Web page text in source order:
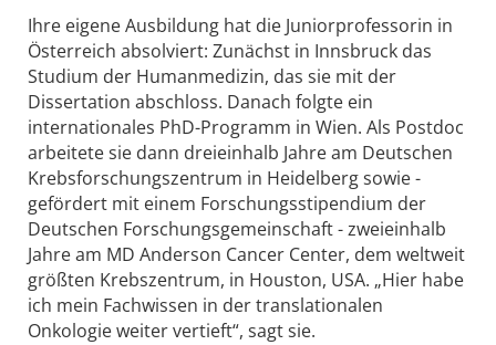
Ihre eigene Ausbildung hat die Juniorprofessorin in
Österreich absolviert: Zunächst in Innsbruck das
Studium der Humanmedizin, das sie mit der
Dissertation abschloss. Danach folgte ein
internationales PhD-Programm in Wien. Als Postdoc
arbeitete sie dann dreieinhalb Jahre am Deutschen
Krebsforschungszentrum in Heidelberg sowie -
gefördert mit einem Forschungsstipendium der
Deutschen Forschungsgemeinschaft - zweieinhalb
Jahre am MD Anderson Cancer Center, dem weltweit
größten Krebszentrum, in Houston, USA. „Hier habe
ich mein Fachwissen in der translationalen
Onkologie weiter vertieft“, sagt sie.